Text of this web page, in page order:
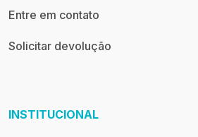
Entre em contato
Solicitar devolução
INSTITUCIONAL